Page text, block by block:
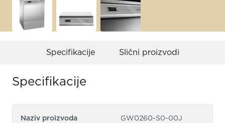
Specifikacije Slični proizvodi
Specifikacije
Naziv proizvoda GW0260-S0-00J